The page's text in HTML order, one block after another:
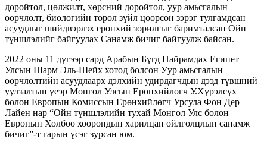
доройтол, цөлжилт, хөрсний доройтол, уур амьсгалын
өөрчлөлт, биологийн төрөл зүйл цөөрcөн зэрэг тулгамдсан
асуудлыг шийдвэрлэх ерөнхий зорилгыг баримталсан Ойн
түншлэлийг байгуулах Санамж бичиг байгуулж байсан.
2022 оны 11 дүгээр сард Арабын Бүгд Найрамдах Египет
Улсын Шарм Эль-Шейх хотод болсон Уур амьсгалын
өөрчлөлтийн асуудлаарх дэлхийн удирдагчдын дээд түвшний
уулзалтын үеэр Монгол Улсын Ерөнхийлөгч У.Хүрэлсүх
болон Европын Комиссын Ерөнхийлөгч Урсула Фон Дер
Лайен нар “Ойн түншлэлийн тухай Монгол Улс болон
Европын Холбоо хоорондын харилцан ойлголцлын санамж
бичиг”-т гарын үсэг зурсан юм.